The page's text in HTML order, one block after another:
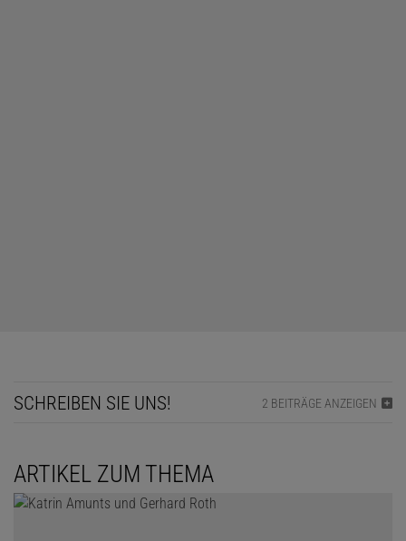
SCHREIBEN SIE UNS! 2 BEITRÄGE ANZEIGEN
ARTIKEL ZUM THEMA